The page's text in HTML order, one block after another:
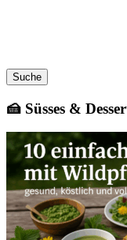
Suche
🍰 Süsses &